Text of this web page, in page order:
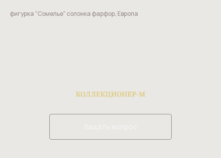
фигурка "Сомелье" солонка фарфор, Европа